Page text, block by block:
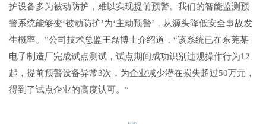
护设备多为被动防护，难以实现提前预警。我们的智能监测预
警系统能够变‘被动防护’为‘主动预警’，从源头降低安全事故发
生概率。”公司技术总监王磊博士介绍道，“该系统已在东莞某
电子制造厂完成试点测试，试点期间成功识别违规操作行为12
起，提前预警设备异常3次，为企业减少潜在损失超过50万元，
得到了试点企业的高度认可。”